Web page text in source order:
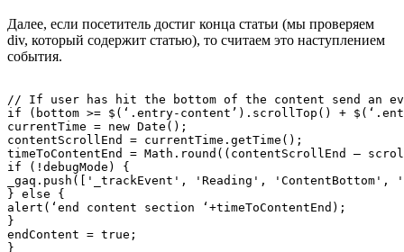
Далее, если посетитель достиг конца статьи (мы проверяем
div, который содержит статью), то считаем это наступлением
события.
// If user has hit the bottom of the content send an
if (bottom >= $(‘.entry-content’).scrollTop() +
currentTime = new Date();
contentScrollEnd = currentTime.getTime();
timeToContentEnd = Math.round((contentScrollEnd –
if (!debugMode) {
_gaq.push(['_trackEvent', 'Reading', 'ContentBottom',
} else {
alert(‘end content section ‘+timeToContentEnd);
}
endContent = true;